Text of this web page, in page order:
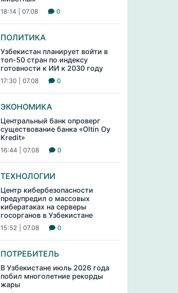
18:14 | 07.08 0
ПОЛИТИКА
Узбекистан планирует войти в
топ-50 стран по индексу
готовности к ИИ к 2030 году
17:30 | 07.08 0
ЭКОНОМИКА
Центральный банк опроверг
существование банка «Oltin Oy
Kredit»
16:44 | 07.08 0
ТЕХНОЛОГИИ
Центр кибербезопасности
предупредил о массовых
кибератаках на серверы
госорганов в Узбекистане
15:52 | 07.08 0
ПОТРЕБИТЕЛЬ
В Узбекистане июль 2026 года
побил многолетние рекорды
жары